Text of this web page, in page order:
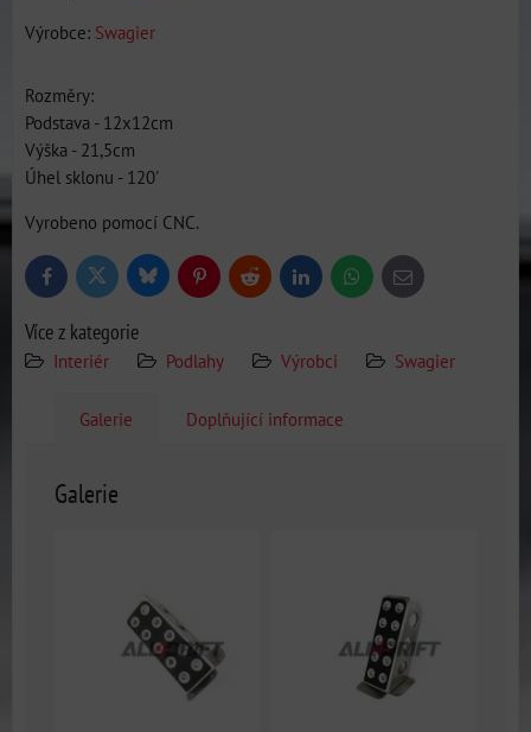
Výrobce: Swagier
Rozměry:
Podstava - 12x12cm
Výška - 21,5cm
Úhel sklonu - 120'
Vyrobeno pomocí CNC.
FacebookTwitter BlueskyPinterestReddit LinkedInWhatsApp
E-
mail
Více z kategorie
Interiér Podlahy Výrobci Swagier
Galerie Doplňující informace
Galerie